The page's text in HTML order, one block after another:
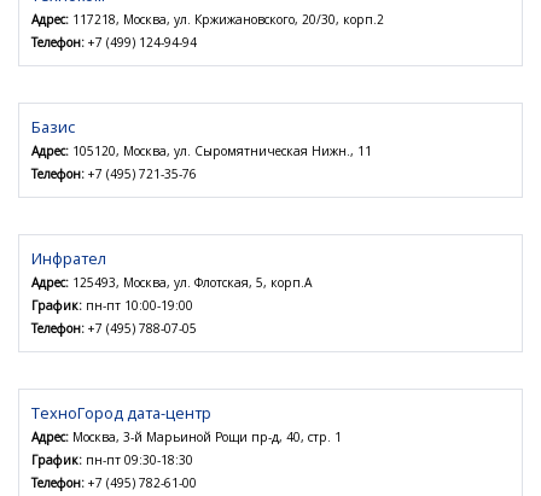
Адрес: 117218, Москва, ул. Кржижановского, 20/30, корп.2
Телефон: +7 (499) 124-94-94
Базис
Адрес: 105120, Москва, ул. Сыромятническая Нижн., 11
Телефон: +7 (495) 721-35-76
Инфрател
Адрес: 125493, Москва, ул. Флотская, 5, корп.А
График: пн-пт 10:00-19:00
Телефон: +7 (495) 788-07-05
ТехноГород дата-центр
Адрес: Москва, 3-й Марьиной Рощи пр-д, 40, стр. 1
График: пн-пт 09:30-18:30
Телефон: +7 (495) 782-61-00